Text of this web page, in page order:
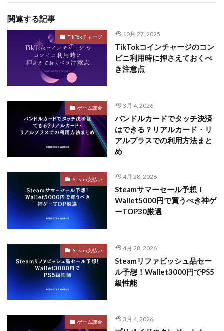
関連する記事
TikTokチャージ 10月 27, 2025
TikTokコインチャージのコン
ビニ利用時に押さえておくべ
き注意点
ゲーム課金 3月 4, 2026
バンドルカードでタッチ決済
はできる？リアルカード・リ
アルプラスでの利用方法まと
め
Steam支払い 4月 28, 2026
Steamサマーセール予想！
Wallet5000円で買うべき神ゲ
ーTOP30厳選
Steam支払い 4月 28, 2026
Steamリファビッシュ品セー
ル予想！Wallet3000円でPS5
級性能
ゲーム課金 3月 4, 2026